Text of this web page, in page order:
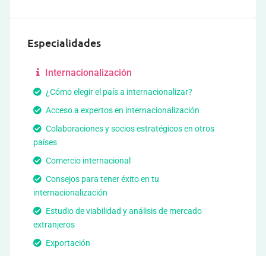
Especialidades
Internacionalización
¿Cómo elegir el país a internacionalizar?
Acceso a expertos en internacionalización
Colaboraciones y socios estratégicos en otros
países
Comercio internacional
Consejos para tener éxito en tu
internacionalización
Estudio de viabilidad y análisis de mercado
extranjeros
Exportación